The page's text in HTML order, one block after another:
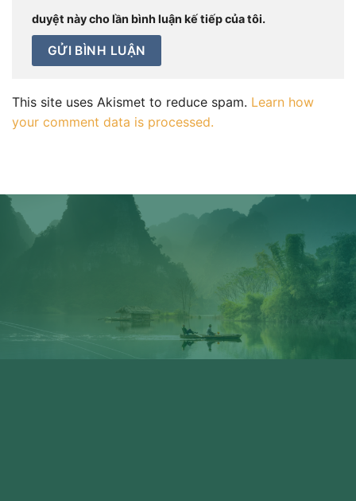
duyệt này cho lần bình luận kế tiếp của tôi.
This site uses Akismet to reduce spam. Learn how
your comment data is processed.